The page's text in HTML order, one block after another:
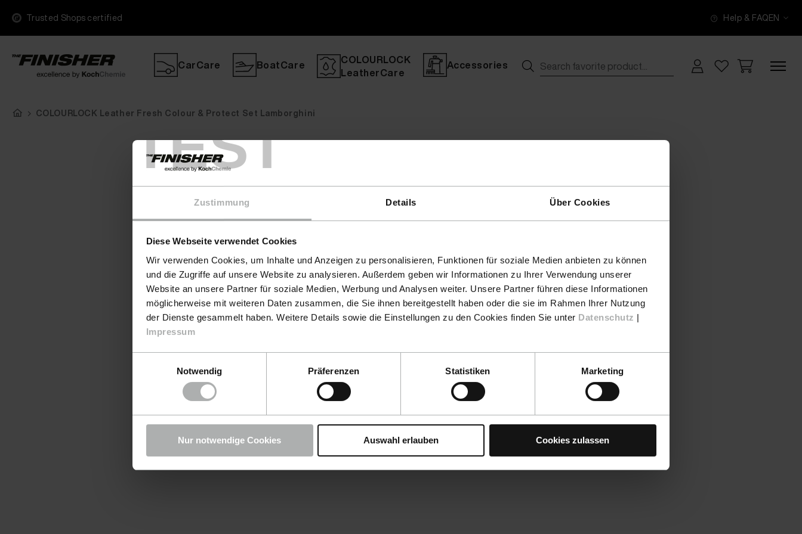
TEST
Zustimmung Details Über Cookies
Diese Webseite verwendet Cookies
Wir verwenden Cookies, um Inhalte und Anzeigen zu personalisieren, Funktionen für soziale Medien anbieten zu können
und die Zugriffe auf unsere Website zu analysieren. Außerdem geben wir Informationen zu Ihrer Verwendung unserer
Website an unsere Partner für soziale Medien, Werbung und Analysen weiter. Unsere Partner führen diese Informationen
möglicherweise mit weiteren Daten zusammen, die Sie ihnen bereitgestellt haben oder die sie im Rahmen Ihrer Nutzung
der Dienste gesammelt haben. Weitere Details sowie die Einstellungen zu den Cookies finden Sie unter Datenschutz |
Impressum
Notwendig
Präferenzen Statistiken Marketing
Nur notwendige Cookies Auswahl erlauben Cookies zulassen
Trusted Shops certified Help & FAQEN
CarCare BoatCare
COLOURLOCK
LeatherCare
Accessories
COLOURLOCK Leather Fresh Colour & Protect Set Lamborghini